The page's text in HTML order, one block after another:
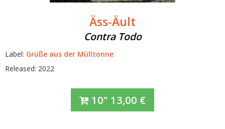
Äss-Äult
Contra Todo
Label: Grüße aus der Mülltonne
Released: 2022
10" 13,00 €